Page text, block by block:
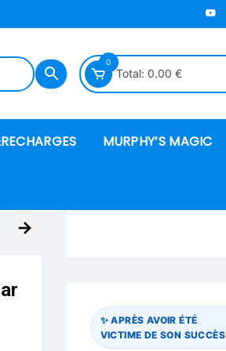
0
Total: 0.00 €
MURPHY’S MAGIC
→
✨ APRÈS AVOIR ÉTÉ
VICTIME DE SON SUCCÈS